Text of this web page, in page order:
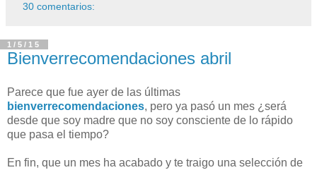
30 comentarios:
1/5/15
Bienverrecomendaciones abril
Parece que fue ayer de las últimas
bienverrecomendaciones, pero ya pasó un mes ¿será
desde que soy madre que no soy consciente de lo rápido
que pasa el tiempo?
En fin, que un mes ha acabado y te traigo una selección de